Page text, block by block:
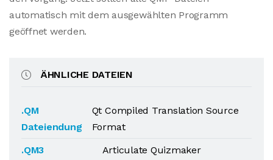
automatisch mit dem ausgewählten Programm
geöffnet werden.
ÄHNLICHE DATEIEN
.QM
Dateiendung
Qt Compiled Translation Source
Format
.QM3
Articulate Quizmaker